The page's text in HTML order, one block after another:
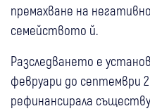
премахване на
семейството й.
Разследването е
февруари до септември
рефинансирала